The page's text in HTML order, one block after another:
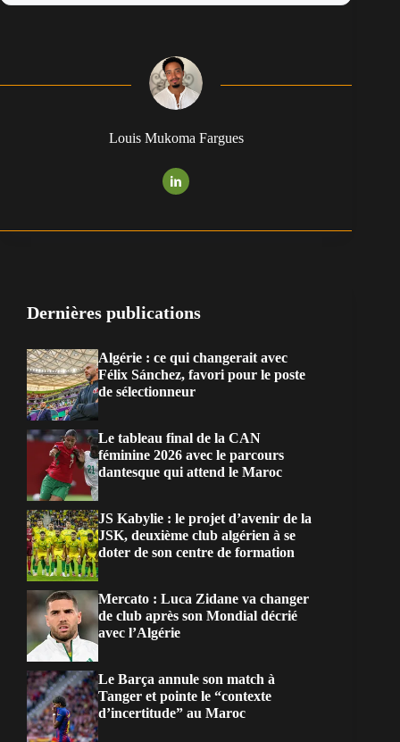
Louis Mukoma Fargues
Dernières publications
Algérie : ce qui changerait avec
Félix Sánchez, favori pour le poste
de sélectionneur
Le tableau final de la CAN
féminine 2026 avec le parcours
dantesque qui attend le Maroc
JS Kabylie : le projet d’avenir de la
JSK, deuxième club algérien à se
doter de son centre de formation
Mercato : Luca Zidane va changer
de club après son Mondial décrié
avec l’Algérie
Le Barça annule son match à
Tanger et pointe le “contexte
d’incertitude” au Maroc